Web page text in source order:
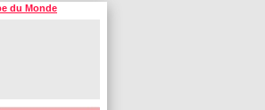
du Monde